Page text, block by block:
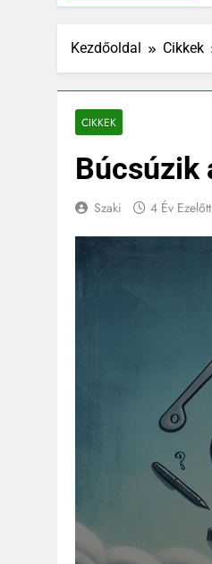
Kezdőoldal Cikkek
CIKKEK
Búcsúzik
Szaki 4 Év Ezelőtt